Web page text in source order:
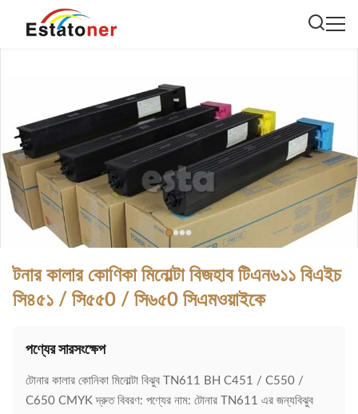
টনার কালার কোণিকা মিনোল্টা বিজহাব টিএন৬১১ বিএইচ
সি৪৫১ / সি৫৫0 / সি৬৫0 সিএমওয়াইকে
পণ্যের সারসংক্ষেপ
টোনার কালার কোনিকা মিনোল্টা বিঝুব TN611 BH C451 / C550 /
C650 CMYK দ্রুত বিবরণ: পণ্যের নাম: টোনার TN611 এর জন্যবিঝুব